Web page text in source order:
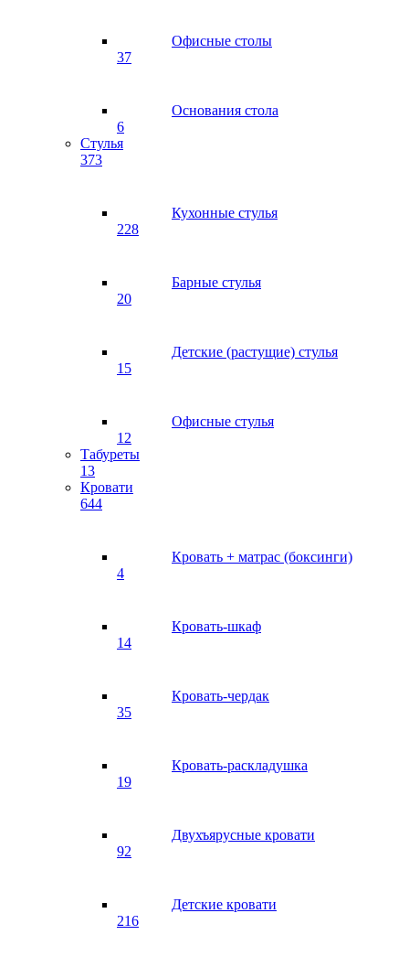
Офисные столы
37
Основания стола
6
Стулья
373
Кухонные стулья
228
Барные стулья
20
Детские (растущие) стулья
15
Офисные стулья
12
Табуреты
13
Кровати
644
Кровать + матрас (боксинги)
4
Кровать-шкаф
14
Кровать-чердак
35
Кровать-раскладушка
19
Двухъярусные кровати
92
Детские кровати
216